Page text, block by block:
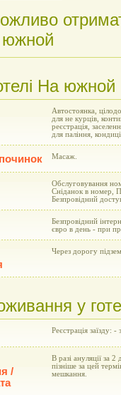
южной
На южной
Автостоянка,
для не курців,
реєстрація,
для паління,
Масаж.
Обслуговування
Сніданок в номер,
Безпровідний
Безпровідний
євро в день - при
Через дорогу
у
Реєстрація заїзду:
/
В разі ануляції за 2
пізніше за цей
мешкання.